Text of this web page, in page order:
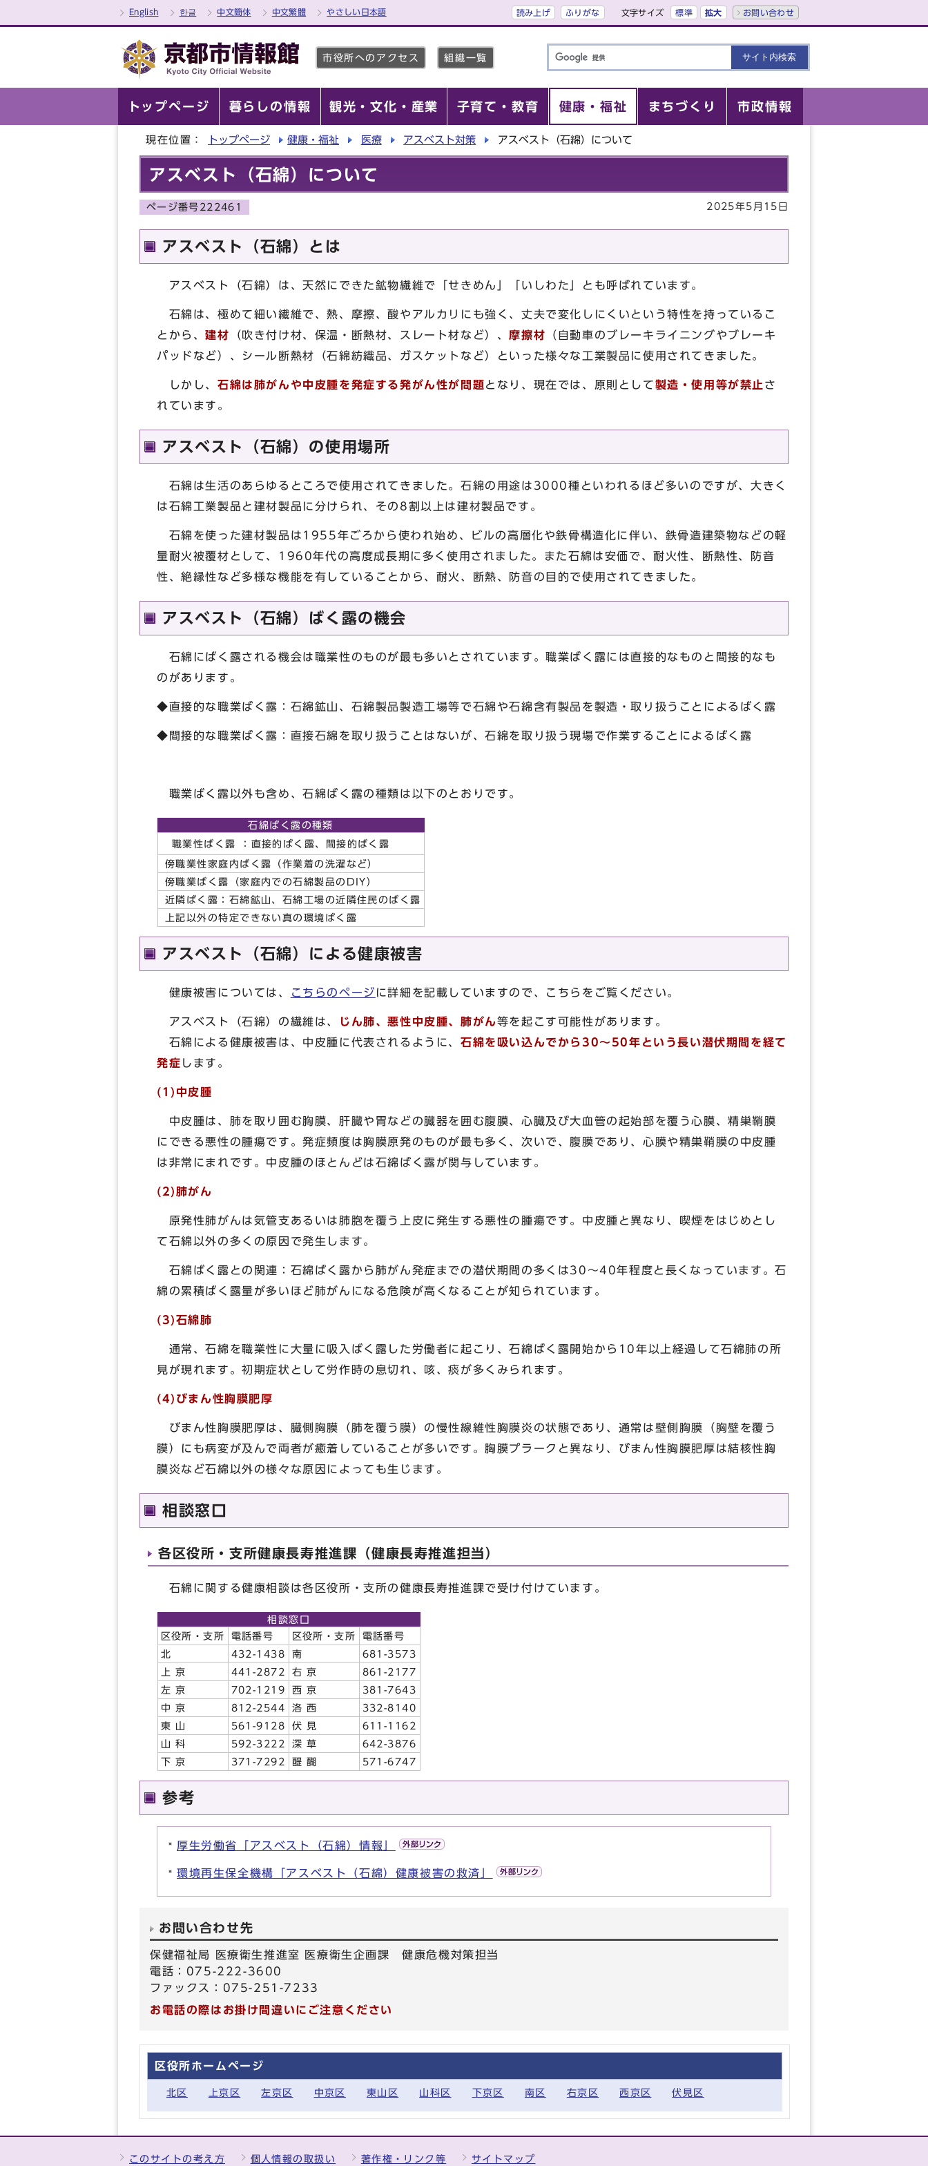
English 한글 中文簡体 中文繁體 やさしい日本語 読み上げ ふりがな 文字サイズ 標準 拡大 お問い合わせ
市役所へのアクセス 組織一覧
トップページ 暮らしの情報 観光・文化・産業 子育て・教育 健康・福祉 まちづくり 市政情報
現在位置： トップページ 健康・福祉 医療 アスベスト対策 アスベスト（石綿）について
アスベスト（石綿）について
ページ番号222461 2025年5月15日
アスベスト（石綿）とは
アスベスト（石綿）は、天然にできた鉱物繊維で「せきめん」「いしわた」とも呼ばれています。
石綿は、極めて細い繊維で、熱、摩擦、酸やアルカリにも強く、丈夫で変化しにくいという特性を持っているこ
とから、建材 （吹き付け材、保温・断熱材、スレート材など）、 摩擦材 （自動車のブレーキライニングやブレーキ
パッドなど）、シール断熱材（石綿紡織品、ガスケットなど）といった様々な工業製品に使用されてきました。
しかし、 石綿は肺がんや中皮腫を発症する発がん性が問題となり、現在では、原則として製造・使用等が禁止 さ
れています。
アスベスト（石綿）の使用場所
石綿は生活のあらゆるところで使用されてきました。石綿の用途は3000種といわれるほど多いのですが、大きく
は石綿工業製品と建材製品に分けられ、その8割以上は建材製品です。
石綿を使った建材製品は1955年ごろから使われ始め、ビルの高層化や鉄骨構造化に伴い、鉄骨造建築物などの軽
量耐火被覆材として、1960年代の高度成長期に多く使用されました。また石綿は安価で、耐火性、断熱性、防音
性、絶縁性など多様な機能を有していることから、耐火、断熱、防音の目的で使用されてきました。
アスベスト（石綿）ばく露の機会
石綿にばく露される機会は職業性のものが最も多いとされています。職業ばく露には直接的なものと間接的なも
のがあります。
◆直接的な職業ばく露：石綿鉱山、石綿製品製造工場等で石綿や石綿含有製品を製造・取り扱うことによるばく露
◆間接的な職業ばく露：直接石綿を取り扱うことはないが、石綿を取り扱う現場で作業することによるばく露
職業ばく露以外も含め、石綿ばく露の種類は以下のとおりです。
石綿ばく露の種類
職業性ばく露 ：直接的ばく露、間接的ばく露
傍職業性家庭内ばく露（作業着の洗濯など）
傍職業ばく露（家庭内での石綿製品のDIY）
近隣ばく露：石綿鉱山、石綿工場の近隣住民のばく露
上記以外の特定できない真の環境ばく露
アスベスト（石綿）による健康被害
健康被害については、 こちらのページ に詳細を記載していますので、こちらをご覧ください。
アスベスト（石綿）の繊維は、 じん肺、悪性中皮腫、肺がん等を起こす可能性があります。
石綿による健康被害は、中皮腫に代表されるように、 石綿を吸い込んでから30～50年という長い潜伏期間を経て
発症 します。
(1)中皮腫
中皮腫は、肺を取り囲む胸膜、肝臓や胃などの臓器を囲む腹膜、心臓及び大血管の起始部を覆う心膜、精巣鞘膜
にできる悪性の腫瘍です。発症頻度は胸膜原発のものが最も多く、次いで、腹膜であり、心膜や精巣鞘膜の中皮腫
は非常にまれです。中皮腫のほとんどは石綿ばく露が関与しています。
(2)肺がん
原発性肺がんは気管支あるいは肺胞を覆う上皮に発生する悪性の腫瘍です。中皮腫と異なり、喫煙をはじめとし
て石綿以外の多くの原因で発生します。
石綿ばく露との関連：石綿ばく露から肺がん発症までの潜伏期間の多くは30～40年程度と長くなっています。石
綿の累積ばく露量が多いほど肺がんになる危険が高くなることが知られています。
(3)石綿肺
通常、石綿を職業性に大量に吸入ばく露した労働者に起こり、石綿ばく露開始から10年以上経過して石綿肺の所
見が現れます。初期症状として労作時の息切れ、咳、痰が多くみられます。
(4)びまん性胸膜肥厚
びまん性胸膜肥厚は、臓側胸膜（肺を覆う膜）の慢性線維性胸膜炎の状態であり、通常は壁側胸膜（胸壁を覆う
膜）にも病変が及んで両者が癒着していることが多いです。胸膜プラークと異なり、びまん性胸膜肥厚は結核性胸
膜炎など石綿以外の様々な原因によっても生じます。
相談窓口
各区役所・支所健康長寿推進課（健康長寿推進担当）
石綿に関する健康相談は各区役所・支所の健康長寿推進課で受け付けています。
相談窓口
区役所・支所
電話番号 区役所・支所
電話番号
北
432-1438 南
681-3573
上 京
441-2872 右 京
861-2177
左 京
702-1219 西 京
381-7643
中 京
812-2544 洛 西
332-8140
東 山
561-9128 伏 見
611-1162
山 科
592-3222 深 草
642-3876
下 京
371-7292 醍 醐 571-6747
参考
厚生労働省「アスベスト（石綿）情報」
環境再生保全機構「アスベスト（石綿）健康被害の救済」
お問い合わせ先
保健福祉局 医療衛生推進室 医療衛生企画課 健康危機対策担当
電話：075-222-3600
ファックス：075-251-7233
お電話の際はお掛け間違いにご注意ください
区役所ホームページ
北区 上京区 左京区 中京区 東山区 山科区 下京区 南区 右京区 西京区 伏見区
このサイトの考え方 個人情報の取扱い 著作権・リンク等 サイトマップ